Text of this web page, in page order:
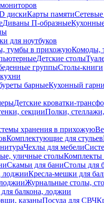
дискиКарты памяти
Диваны П-образные
для ноутбуков
тумбы в прихожуюКомоды,
Детские столы
группыСтолы-книги
барныеКухонный
Детские кроватки-
секцииПолки,
хранения в прихожую
Комплектующие для стульев
Чехлы для мебели
уличные столыКомплекты
Скамьи для баниСтолы для
лоджииКресла-мешки для
Журнальные столы,
балкона, лоджии
казаныПосуда для СВЧ